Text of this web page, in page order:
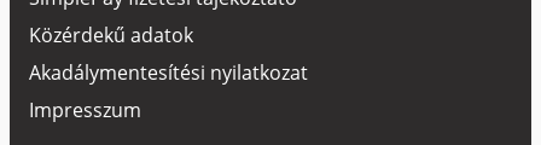
Közérdekű adatok
Akadálymentesítési nyilatkozat
Impresszum